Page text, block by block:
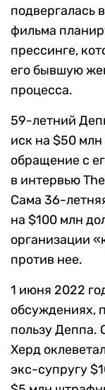
подвергалась
фильма
прессинге,
его бывшую
процесса.
59-летний
иск на $50
обращение с
в интервью
Сама 36-
на $100 млн
организации
против нее.
1 июня 2022
обсуждениях,
пользу Деппа.
Херд
экс-супругу